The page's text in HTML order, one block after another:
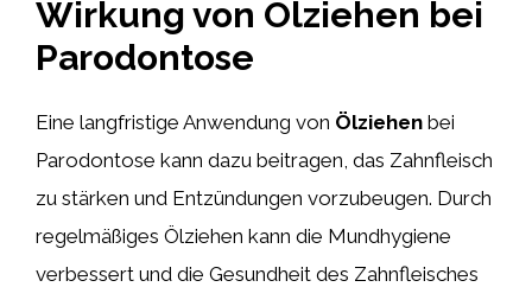
Wirkung von Ölziehen bei
Parodontose
Eine langfristige Anwendung von Ölziehen bei
Parodontose kann dazu beitragen, das Zahnfleisch
zu stärken und Entzündungen vorzubeugen. Durch
regelmäßiges Ölziehen kann die Mundhygiene
verbessert und die Gesundheit des Zahnfleisches